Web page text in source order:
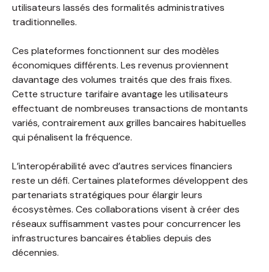
utilisateurs lassés des formalités administratives
traditionnelles.
Ces plateformes fonctionnent sur des modèles
économiques différents. Les revenus proviennent
davantage des volumes traités que des frais fixes.
Cette structure tarifaire avantage les utilisateurs
effectuant de nombreuses transactions de montants
variés, contrairement aux grilles bancaires habituelles
qui pénalisent la fréquence.
L’interopérabilité avec d’autres services financiers
reste un défi. Certaines plateformes développent des
partenariats stratégiques pour élargir leurs
écosystèmes. Ces collaborations visent à créer des
réseaux suffisamment vastes pour concurrencer les
infrastructures bancaires établies depuis des
décennies.